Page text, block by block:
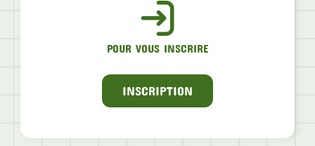
POUR VOUS INSCRIRE
INSCRIPTION